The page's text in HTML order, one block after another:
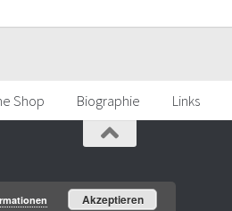
Shop Biographie Links
Akzeptieren